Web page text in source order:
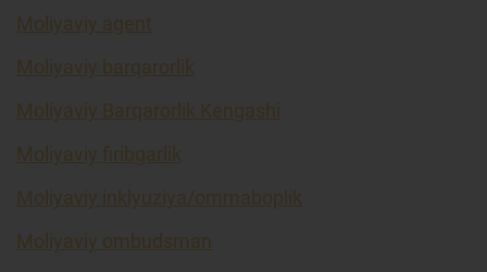
Moliyaviy agent
Moliyaviy barqarorlik
Moliyaviy Barqarorlik Kengashi
Moliyaviy firibgarlik
Moliyaviy inklyuziya/ommaboplik
Moliyaviy ombudsman